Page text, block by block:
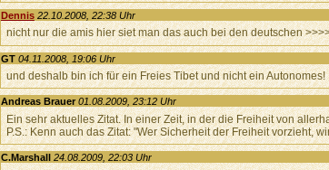
Dennis 22.10.2008, 22:38 Uhr
nicht nur die amis hier siet man das auch bei den deutschen
GT 04.11.2008, 19:06 Uhr
und deshalb bin ich für ein Freies Tibet und nicht ein Autonomes!
Andreas Brauer 01.08.2009, 23:12 Uhr
Ein sehr aktuelles Zitat. In einer Zeit, in der die Freiheit von
P.S.: Kenn auch das Zitat: "Wer Sicherheit der Freiheit vorzieht,
C.Marshall 24.08.2009, 22:03 Uhr